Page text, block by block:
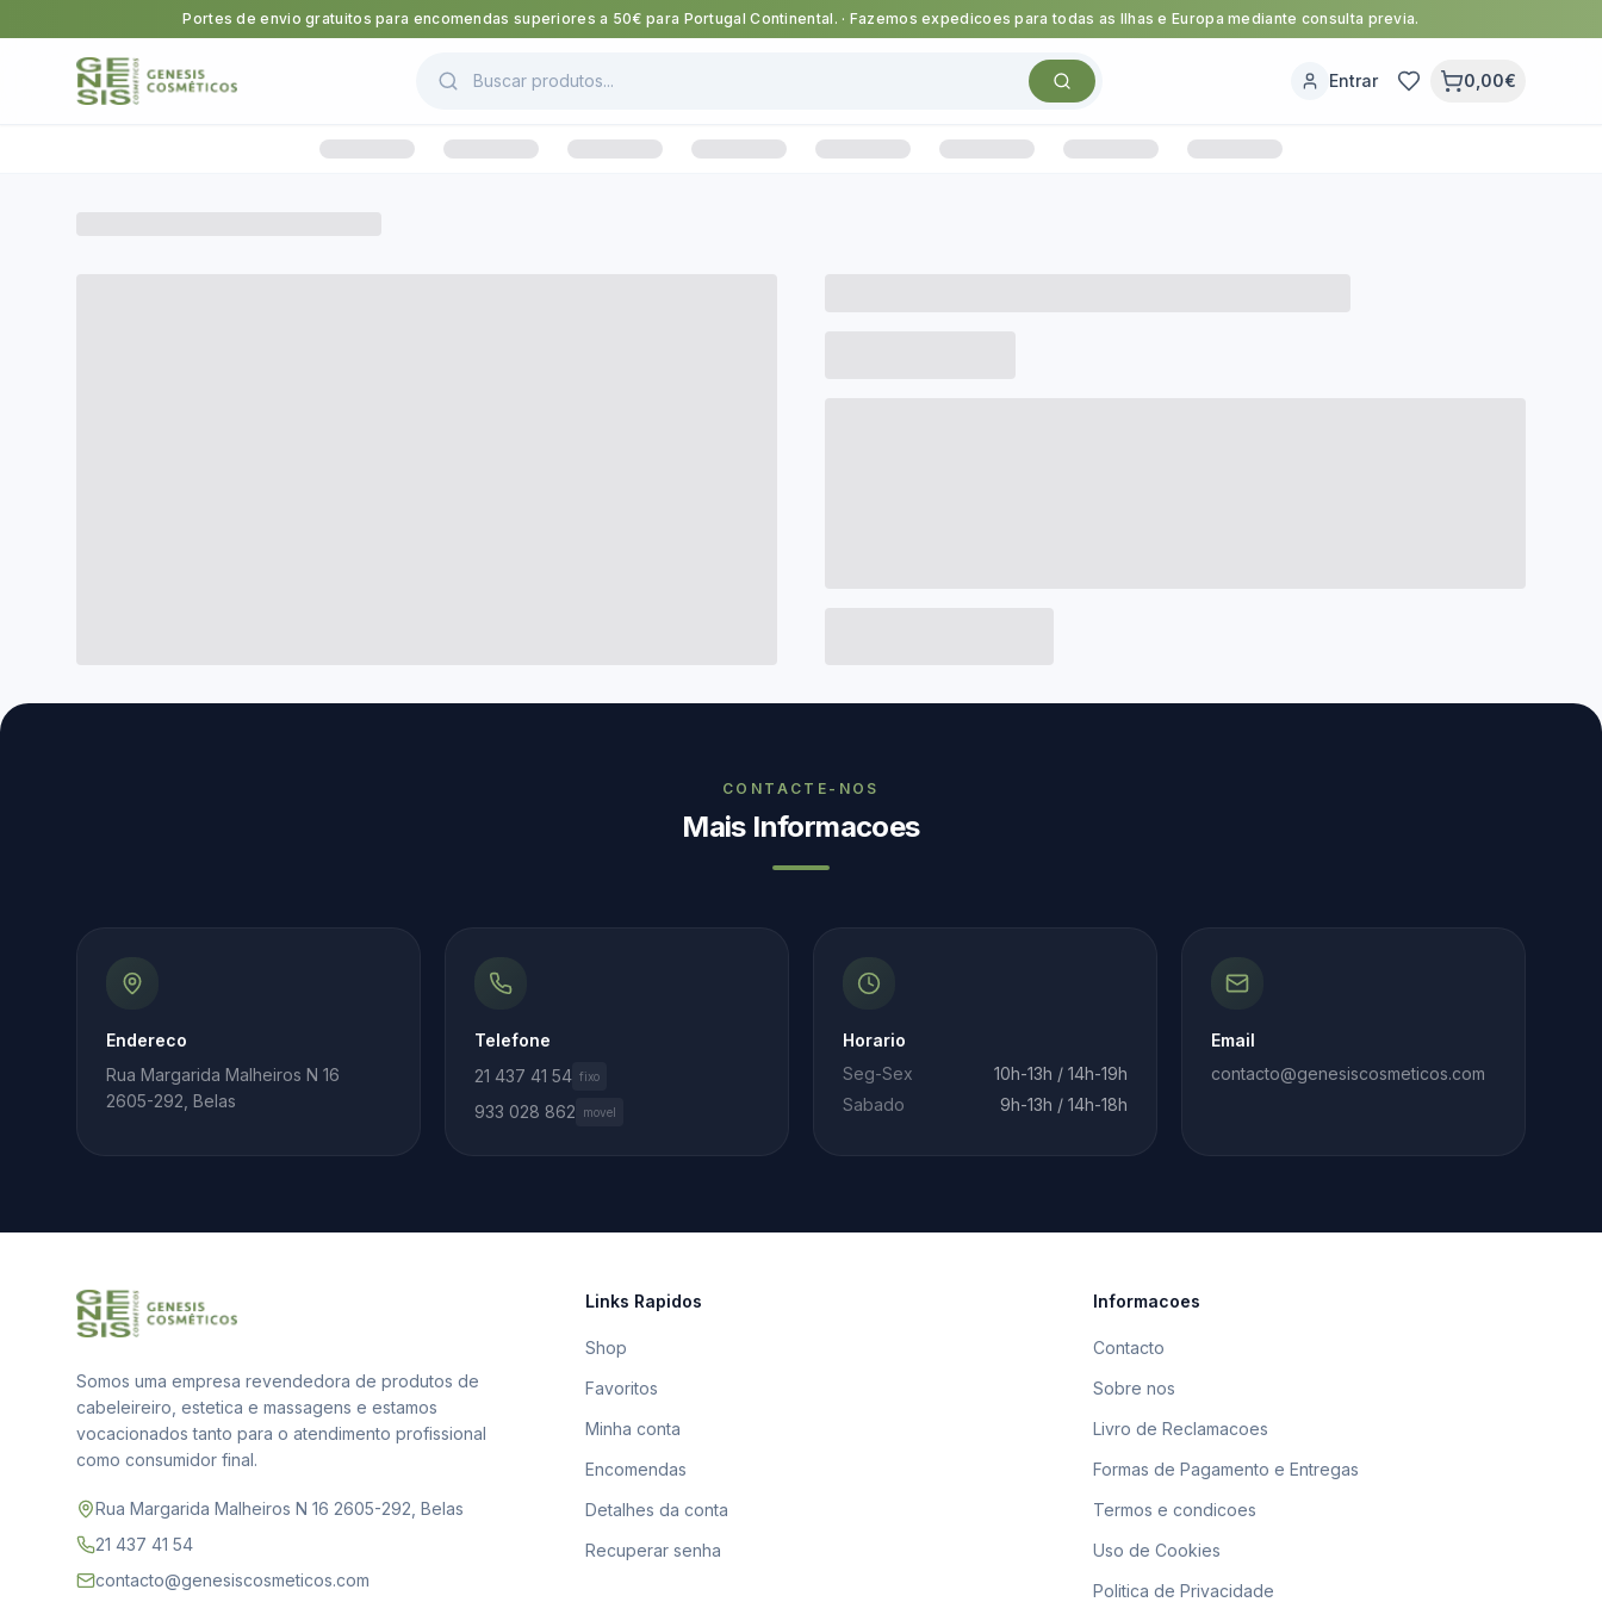
Portes de envio gratuitos para encomendas superiores a 50€ para Portugal Continental. · Fazemos expedicoes para todas as Ilhas e Europa mediante consulta previa.
Entrar 0,00€
CONTACTE-NOS
Mais Informacoes
Endereco
Rua Margarida Malheiros N 16
2605-292, Belas
Telefone
21 437 41 54 fixo
933 028 862 movel
Horario
Seg-Sex
10h-13h / 14h-19h
Sabado
9h-13h / 14h-18h
Email
contacto@genesiscosmeticos.com
Somos uma empresa revendedora de produtos de
cabeleireiro, estetica e massagens e estamos
vocacionados tanto para o atendimento profissional
como consumidor final.
Rua Margarida Malheiros N 16 2605-292, Belas
21 437 41 54
contacto@genesiscosmeticos.com
Links Rapidos
Shop
Favoritos
Minha conta
Encomendas
Detalhes da conta
Recuperar senha
Informacoes
Contacto
Sobre nos
Livro de Reclamacoes
Formas de Pagamento e Entregas
Termos e condicoes
Uso de Cookies
Politica de Privacidade